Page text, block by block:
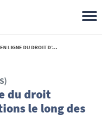
LONG DES FRONTIÈRES AMÉRICAINES ET EUROPÉENNES DU DROIT DE DISTRIBUTION - 2013
du droit
le long des